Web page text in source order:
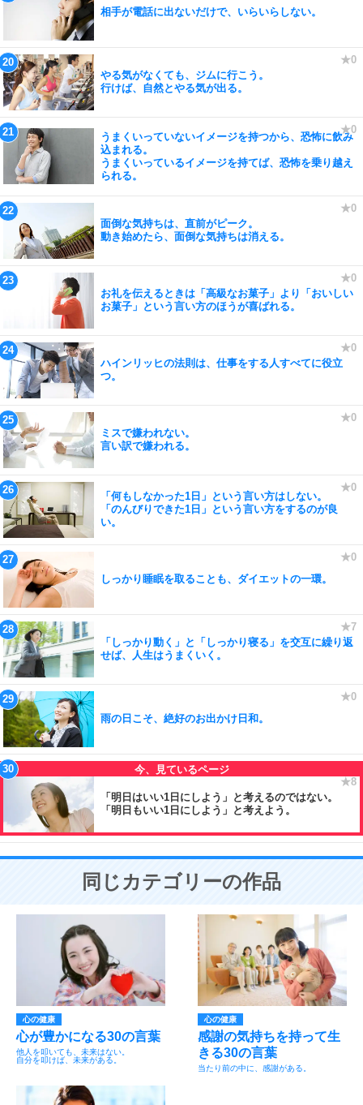
相手が電話に出ないだけで、いらいらしない。
やる気がなくても、ジムに行こう。
行けば、自然とやる気が出る。
うまくいっていないイメージを持つから、恐怖に飲み
込まれる。
うまくいっているイメージを持てば、恐怖を乗り越え
られる。
面倒な気持ちは、直前がピーク。
動き始めたら、面倒な気持ちは消える。
お礼を伝えるときは「高級なお菓子」より「おいしい
お菓子」という言い方のほうが喜ばれる。
ハインリッヒの法則は、仕事をする人すべてに役立
つ。
ミスで嫌われない。
言い訳で嫌われる。
「何もしなかった1日」という言い方はしない。
「のんびりできた1日」という言い方をするのが良
い。
しっかり睡眠を取ることも、ダイエットの一環。
「しっかり動く」と「しっかり寝る」を交互に繰り返
せば、人生はうまくいく。
雨の日こそ、絶好のお出かけ日和。
「明日はいい1日にしよう」と考えるのではない。
「明日もいい1日にしよう」と考えよう。
同じカテゴリーの作品
心の健康
心が豊かになる30の言葉
他人を叩いても、未来はない。
自分を叩けば、未来がある。
心の健康
感謝の気持ちを持って生
きる30の言葉
当たり前の中に、感謝がある。